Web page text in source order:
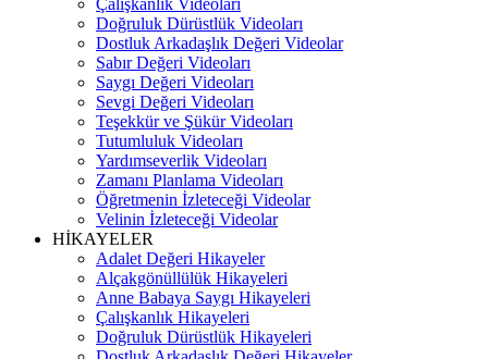
Doğruluk Dürüstlük Videoları
Dostluk Arkadaşlık Değeri Videolar
Sabır Değeri Videoları
Saygı Değeri Videoları
Sevgi Değeri Videoları
Teşekkür ve Şükür Videoları
Tutumluluk Videoları
Yardımseverlik Videoları
Zamanı Planlama Videoları
Öğretmenin İzleteceği Videolar
Velinin İzleteceği Videolar
HİKAYELER
Adalet Değeri Hikayeler
Alçakgönüllülük Hikayeleri
Anne Babaya Saygı Hikayeleri
Çalışkanlık Hikayeleri
Doğruluk Dürüstlük Hikayeleri